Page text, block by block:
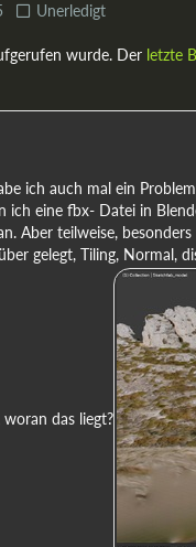
Unerledigt
wurde. Der letzte
ich auch mal ein
ich eine fbx- Datei in
Aber teilweise,
gelegt, Tiling, Normal,
das liegt?